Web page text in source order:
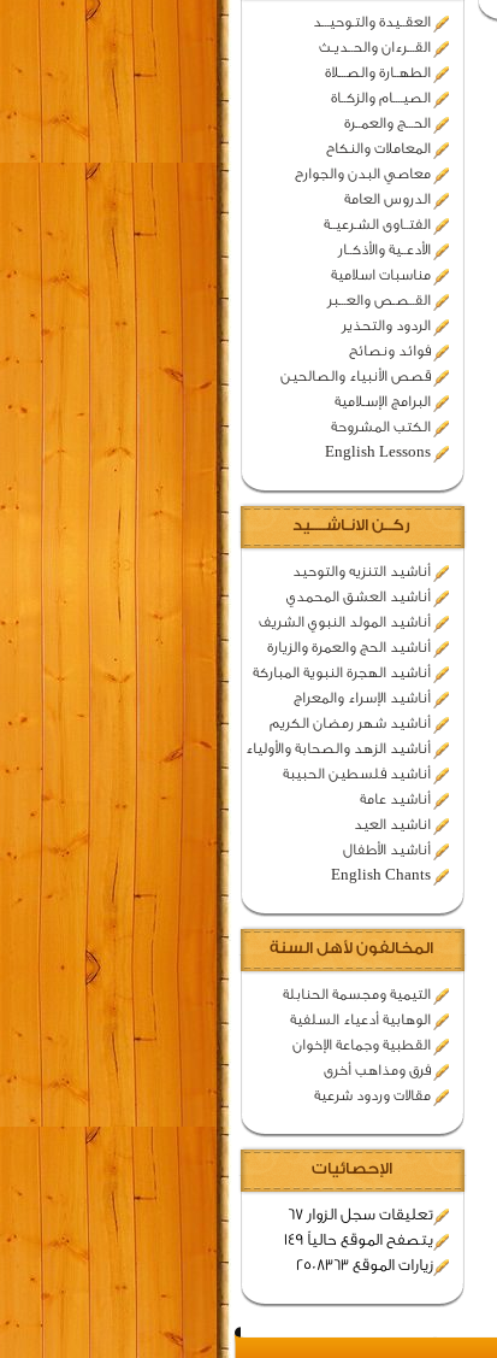
العقــيدة والتـوحيـــد
القـــرءان والحــديـث
الطهــارة والصـــلاة
الصيــــام والزكــاة
الحـــج والعمــرة
المعاملات والنكاح
معاصي البدن والجوارح
الدروس العامة
الفتــاوى الشـرعيــة
الأدعــية والأذكــار
مناسبات اسلامية
القــصـص والعـــبر
الردود والتحذير
فوائد ونصائح
قصص الأنبياء والصالحين
البرامج الإسـلامية
الكتب المشروحة
English Lessons
ركــن الانـاشــــيد
أناشيد التنزيه والتوحيد
أناشيد العشق المحمدي
أناشيد المولد النبوي الشريف
أناشيد الحج والعمرة والزيارة
أناشيد الهجرة النبوية المباركة
أناشيد الإسراء والمعراج
أناشيد شهر رمضان الكريم
أناشيد الزهد والصحابة والأولياء
أناشيد فلسطين الحبيبة
أناشيد عامة
اناشيد العيد
أناشيد الأطفال
English Chants
المخالفون لأهل السنة
التيمية ومجسمة الحنابلة
الوهابية أدعياء السلفية
القطبية وجماعة الإخوان
فرق ومذاهب أخرى
مقالات وردود شرعية
الإحصائيات
تعليقات سجل الزوار 67
يتصفح الموقع حالياً 149
زيارات الموقع 2508363